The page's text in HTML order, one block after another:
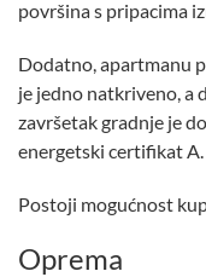
površina s pripacima
Dodatno, apartmanu
je jedno natkriveno, a
završetak gradnje je
energetski certifikat A.
Postoji mogućnost
Oprema